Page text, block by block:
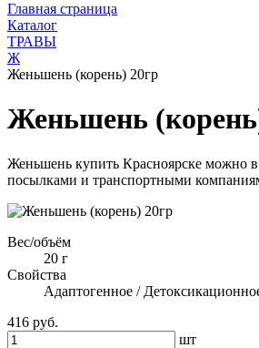
Главная страница
Каталог
ТРАВЫ
Ж
Женьшень (корень) 20гр
Женьшень
Женьшень купить Красноярске можно в
посылками и транспортными
Вес/объём
20 г
Свойства
Адаптогенное /
416 руб.
шт